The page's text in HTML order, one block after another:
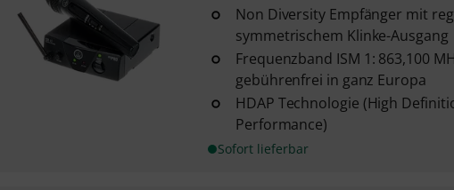
Non Diversity Empfänger mit
symmetrischem Klinke-Ausgang
Frequenzband ISM 1: 863,100
gebührenfrei in ganz Europa
HDAP Technologie (High
Performance)
Sofort lieferbar